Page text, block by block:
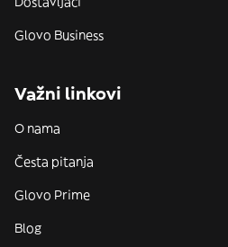
Glovo Business
Važni linkovi
O nama
Česta pitanja
Glovo Prime
Blog